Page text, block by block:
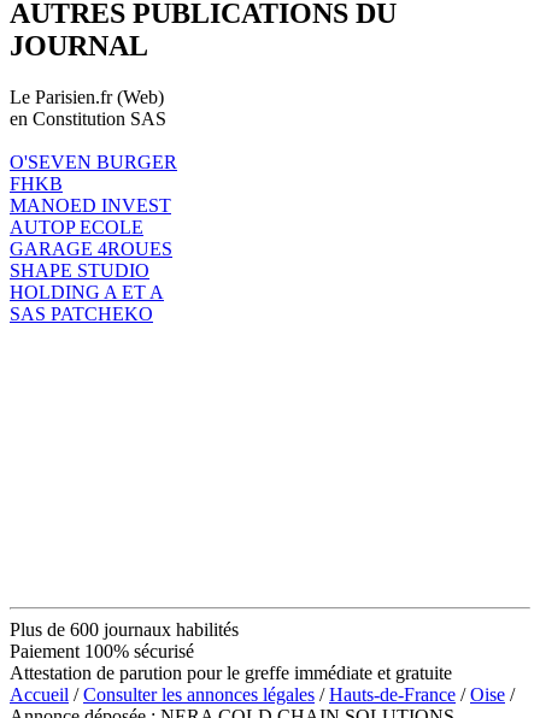
AUTRES PUBLICATIONS DU
JOURNAL
Le Parisien.fr (Web)
en Constitution SAS
O'SEVEN BURGER
FHKB
MANOED INVEST
AUTOP ECOLE
GARAGE 4ROUES
SHAPE STUDIO
HOLDING A ET A
SAS PATCHEKO
Plus de 600 journaux habilités
Paiement 100% sécurisé
Attestation de parution pour le greffe immédiate et gratuite
Accueil /Consulter les annonces légales /Hauts-de-France /Oise /